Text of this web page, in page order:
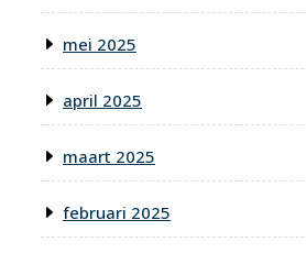
mei 2025
april 2025
maart 2025
februari 2025